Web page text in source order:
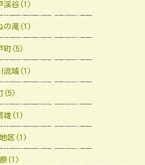
渓谷(1)
の滝(1)
町(5)
流域(1)
(5)
雄(1)
区(1)
(1)